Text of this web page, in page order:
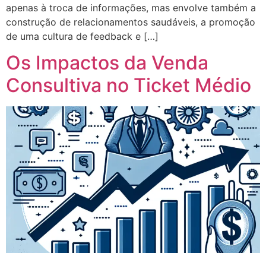
apenas à troca de informações, mas envolve também a
construção de relacionamentos saudáveis, a promoção
de uma cultura de feedback e […]
Os Impactos da Venda
Consultiva no Ticket Médio